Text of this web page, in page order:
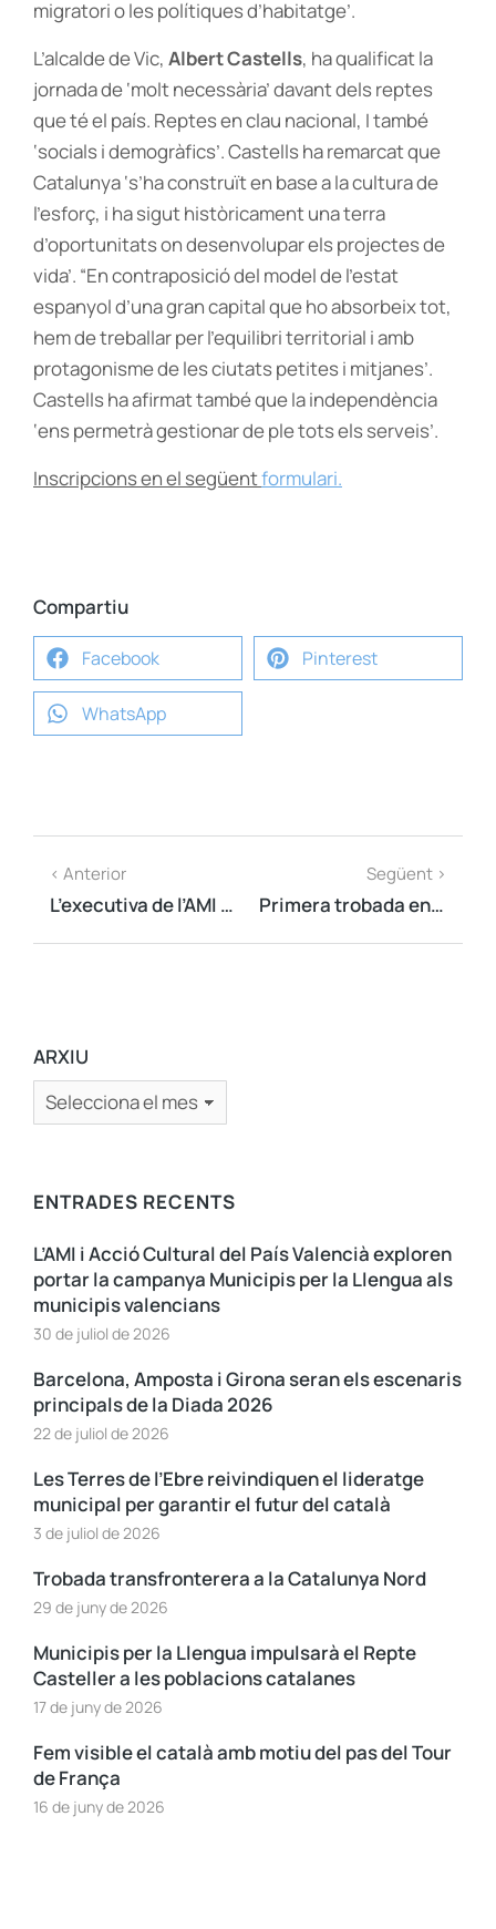
migratori o les polítiques d’habitatge’.
L’alcalde de Vic, Albert Castells, ha qualificat la
jornada de ‘molt necessària’ davant dels reptes
que té el país. Reptes en clau nacional, I també
‘socials i demogràfics’. Castells ha remarcat que
Catalunya ‘s’ha construït en base a la cultura de
l’esforç, i ha sigut històricament una terra
d’oportunitats on desenvolupar els projectes de
vida’. “En contraposició del model de l’estat
espanyol d’una gran capital que ho absorbeix tot,
hem de treballar per l’equilibri territorial i amb
protagonisme de les ciutats petites i mitjanes’.
Castells ha afirmat també que la independència
‘ens permetrà gestionar de ple tots els serveis’.
Inscripcions en el següentformulari.
Compartiu
Facebook Pinterest
WhatsApp
< Anterior
L’executiva de l’AMI s’ha reunit avui a Girona
Següent >
Primera trobada entre la nova presidència del Consell per la República i l’AMI
ARXIU
ENTRADES RECENTS
L’AMI i Acció Cultural del País Valencià exploren
portar la campanya Municipis per la Llengua als
municipis valencians
30 de juliol de 2026
Barcelona, Amposta i Girona seran els escenaris
principals de la Diada 2026
22 de juliol de 2026
Les Terres de l’Ebre reivindiquen el lideratge
municipal per garantir el futur del català
3 de juliol de 2026
Trobada transfronterera a la Catalunya Nord
29 de juny de 2026
Municipis per la Llengua impulsarà el Repte
Casteller a les poblacions catalanes
17 de juny de 2026
Fem visible el català amb motiu del pas del Tour
de França
16 de juny de 2026